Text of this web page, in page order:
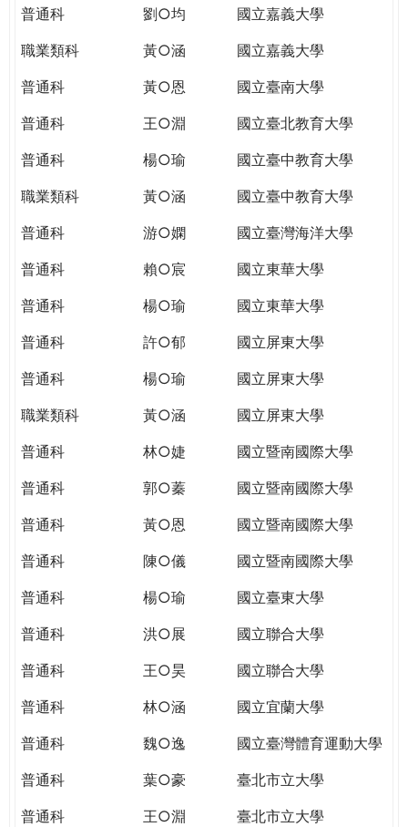
WAGOR
TODAY
THE
WORLD
PUTTING
YOU
ON
THE
GLOBAL
CITIZENSHIP
普通科
劉○均
國立嘉義大學
職業類科
黃○涵
國立嘉義大學
普通科
黃○恩
國立臺南大學
普通科
王○淵
國立臺北教育大學
普通科
楊○瑜
國立臺中教育大學
職業類科
黃○涵
國立臺中教育大學
普通科
游○嫻
國立臺灣海洋大學
普通科
賴○宸
國立東華大學
普通科
楊○瑜
國立東華大學
普通科
許○郁
國立屏東大學
普通科
楊○瑜
國立屏東大學
職業類科
黃○涵
國立屏東大學
普通科
林○婕
國立暨南國際大學
普通科
郭○蓁
國立暨南國際大學
普通科
黃○恩
國立暨南國際大學
普通科
陳○儀
國立暨南國際大學
普通科
楊○瑜
國立臺東大學
普通科
洪○展
國立聯合大學
普通科
王○昊
國立聯合大學
普通科
林○涵
國立宜蘭大學
普通科
魏○逸
國立臺灣體育運動大學
普通科
葉○豪
臺北市立大學
普通科
王○淵
臺北市立大學